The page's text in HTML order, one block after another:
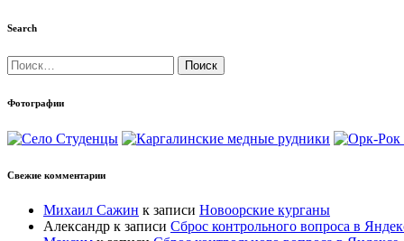
Search
Найти:
Фотографии
Свежие комментарии
Михаил Сажин к записи Новоорские курганы
Александр к записи Сброс контрольного вопроса в